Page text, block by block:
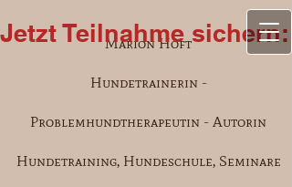
Marion Höft
Hundetrainerin -
Problemhundtherapeutin - Autorin
Hundetraining, Hundeschule, Seminare
Jetzt Teilnahme